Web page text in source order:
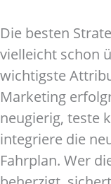
Die besten
vielleicht schon
wichtigste
Marketing
neugierig, teste
integriere die
Fahrplan. Wer